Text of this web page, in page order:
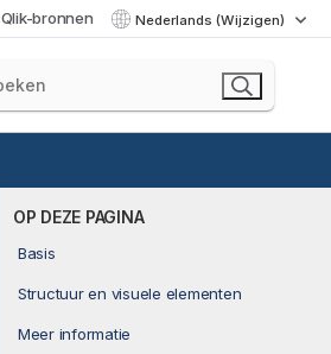
Qlik-bronnen Nederlands (Wijzigen)
OP DEZE PAGINA
Basis
Structuur en visuele elementen
Meer informatie